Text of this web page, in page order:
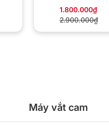
MM24PC(BK) 24L
1.800.000₫
2.900.000₫
Máy vắt cam